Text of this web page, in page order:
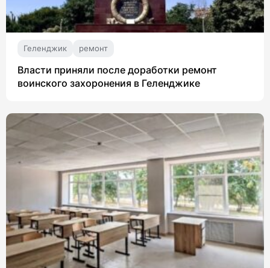
Геленджик ремонт
Власти приняли после доработки ремонт
воинского захоронения в Геленджике